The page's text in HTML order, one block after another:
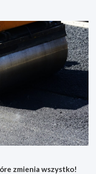
zmienia wszystko!